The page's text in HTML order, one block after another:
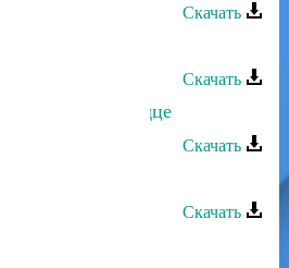
Скачать
Скачать
- Разбитое сердце
Скачать
Скачать
- Зов души